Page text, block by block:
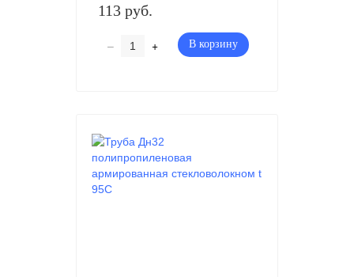
113 руб.
– + В корзину